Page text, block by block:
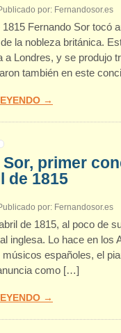
por: Fernandosor.es
Fernando Sor tocó
la nobleza británica.
a Londres, y se produjo
también en este
→
Sor, primer
de 1815
por: Fernandosor.es
de 1815, al poco de
inglesa. Lo hace en
músicos españoles, el
como […]
→